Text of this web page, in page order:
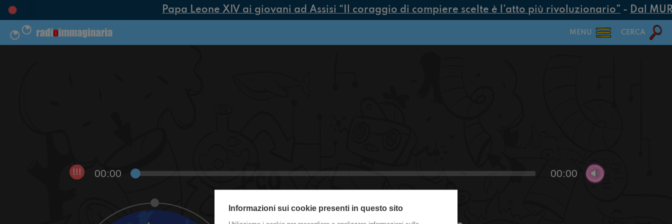
Papa Leone XIV ai giovani ad Assisi “Il coraggio di compiere scelte è l’atto più rivoluzionario”-Dal
MENU CERCA
!!! 00:00 00:00
Informazioni sui cookie presenti in questo sito